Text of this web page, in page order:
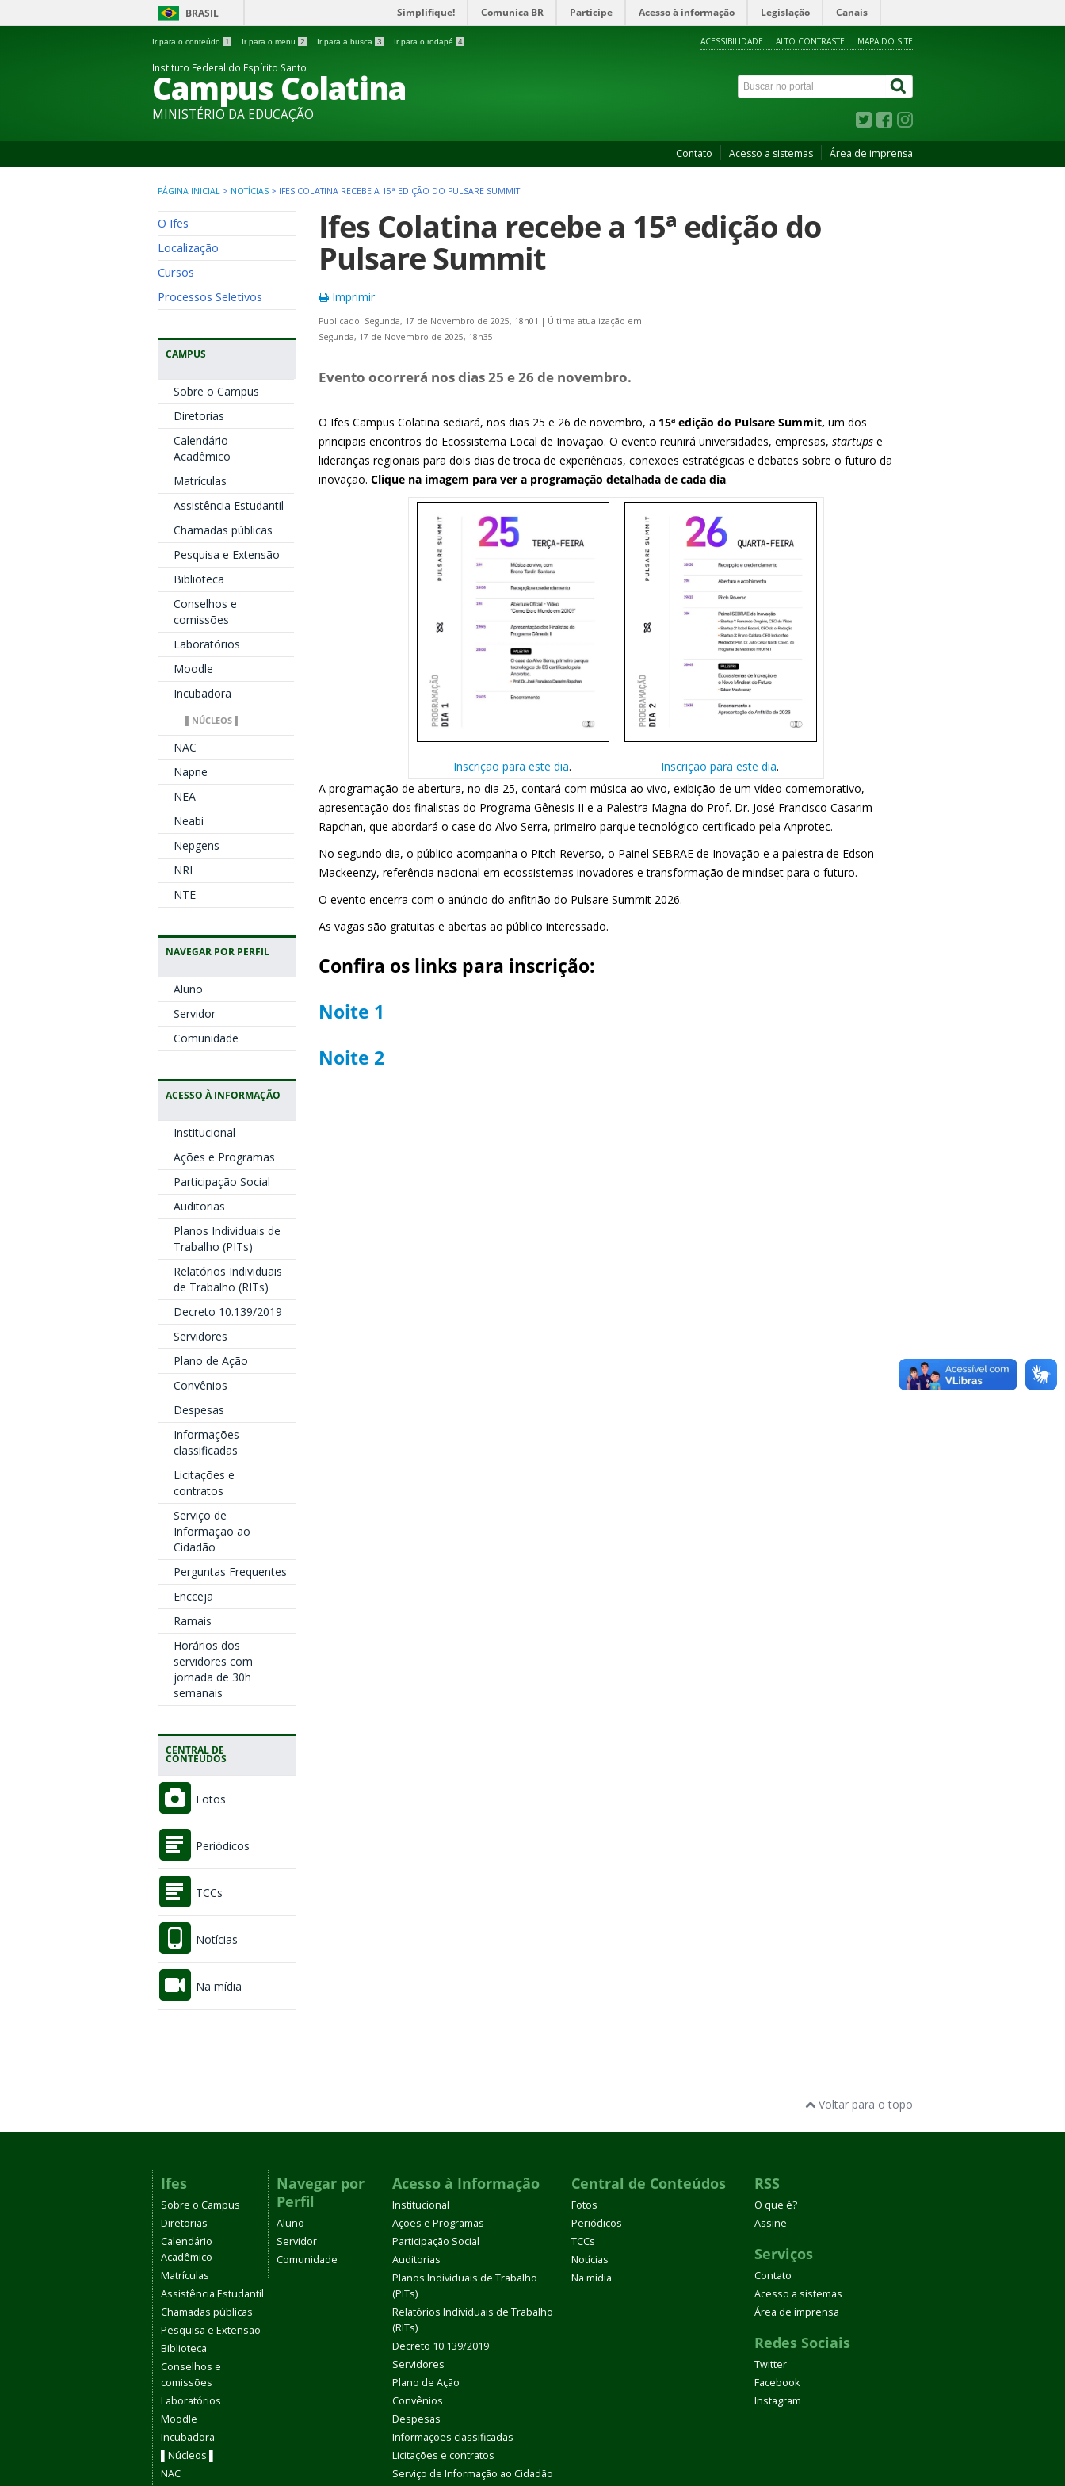
BRASIL Simplifique! Comunica BR Participe Acesso à informação Legislação Canais
Ir para o conteúdo 1 Ir para o menu 2 Ir para a busca 3 Ir para o rodapé 4 ACESSIBILIDADE ALTO CONTRASTE MAPA DO SITE
Instituto Federal do Espírito Santo
Campus Colatina
MINISTÉRIO DA EDUCAÇÃO
Contato Acesso a sistemas Área de imprensa
PÁGINA INICIAL > NOTÍCIAS > IFES COLATINA RECEBE A 15ª EDIÇÃO DO PULSARE SUMMIT
O Ifes
Localização
Cursos
Processos Seletivos
CAMPUS
Sobre o Campus
Diretorias
Calendário
Acadêmico
Matrículas
Assistência Estudantil
Chamadas públicas
Pesquisa e Extensão
Biblioteca
Conselhos e
comissões
Laboratórios
Moodle
Incubadora
▌NÚCLEOS ▌
NAC
Napne
NEA
Neabi
Nepgens
NRI
NTE
NAVEGAR POR PERFIL
Aluno
Servidor
Comunidade
ACESSO À INFORMAÇÃO
Institucional
Ações e Programas
Participação Social
Auditorias
Planos Individuais de
Trabalho (PITs)
Relatórios Individuais
de Trabalho (RITs)
Decreto 10.139/2019
Servidores
Plano de Ação
Convênios
Despesas
Informações
classificadas
Licitações e
contratos
Serviço de
Informação ao
Cidadão
Perguntas Frequentes
Encceja
Ramais
Horários dos
servidores com
jornada de 30h
semanais
CENTRAL DE
CONTEÚDOS
Fotos
Periódicos
TCCs
Notícias
Na mídia
Ifes Colatina recebe a 15ª edição do
Pulsare Summit
Imprimir
Publicado: Segunda, 17 de Novembro de 2025, 18h01 | Última atualização em
Segunda, 17 de Novembro de 2025, 18h35
Evento ocorrerá nos dias 25 e 26 de novembro.
O Ifes Campus Colatina sediará, nos dias 25 e 26 de novembro, a 15ª edição do Pulsare Summit, um dos
principais encontros do Ecossistema Local de Inovação. O evento reunirá universidades, empresas, startups e
lideranças regionais para dois dias de troca de experiências, conexões estratégicas e debates sobre o futuro da
inovação. Clique na imagem para ver a programação detalhada de cada dia.
Inscrição para este dia. Inscrição para este dia.
A programação de abertura, no dia 25, contará com música ao vivo, exibição de um vídeo comemorativo,
apresentação dos finalistas do Programa Gênesis II e a Palestra Magna do Prof. Dr. José Francisco Casarim
Rapchan, que abordará o case do Alvo Serra, primeiro parque tecnológico certificado pela Anprotec.
No segundo dia, o público acompanha o Pitch Reverso, o Painel SEBRAE de Inovação e a palestra de Edson
Mackeenzy, referência nacional em ecossistemas inovadores e transformação de mindset para o futuro.
O evento encerra com o anúncio do anfitrião do Pulsare Summit 2026.
As vagas são gratuitas e abertas ao público interessado.
Confira os links para inscrição:
Noite 1
Noite 2
Voltar para o topo
Ifes
Sobre o Campus
Diretorias
Calendário
Acadêmico
Matrículas
Assistência Estudantil
Chamadas públicas
Pesquisa e Extensão
Biblioteca
Conselhos e
comissões
Laboratórios
Moodle
Incubadora
▌Núcleos ▌
NAC
Navegar por
Perfil
Aluno
Servidor
Comunidade
Acesso à Informação
Institucional
Ações e Programas
Participação Social
Auditorias
Planos Individuais de Trabalho
(PITs)
Relatórios Individuais de Trabalho
(RITs)
Decreto 10.139/2019
Servidores
Plano de Ação
Convênios
Despesas
Informações classificadas
Licitações e contratos
Serviço de Informação ao Cidadão
Central de Conteúdos
Fotos
Periódicos
TCCs
Notícias
Na mídia
RSS
O que é?
Assine
Serviços
Contato
Acesso a sistemas
Área de imprensa
Redes Sociais
Twitter
Facebook
Instagram